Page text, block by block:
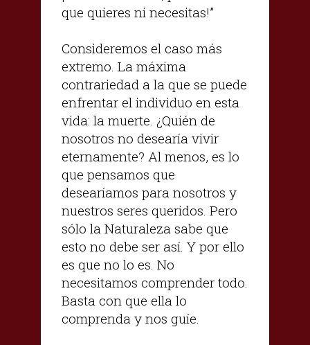
que quieres ni necesitas!”
Consideremos el caso más
extremo. La máxima
contrariedad a la que se puede
enfrentar el individuo en esta
vida: la muerte. ¿Quién de
nosotros no desearía vivir
eternamente? Al menos, es lo
que pensamos que
desearíamos para nosotros y
nuestros seres queridos. Pero
sólo la Naturaleza sabe que
esto no debe ser así. Y por ello
es que no lo es. No
necesitamos comprender todo.
Basta con que ella lo
comprenda y nos guíe.